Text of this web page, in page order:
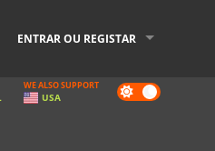
ENTRAR OU REGISTAR
Dark
mode
WE ALSO SUPPORT
USA